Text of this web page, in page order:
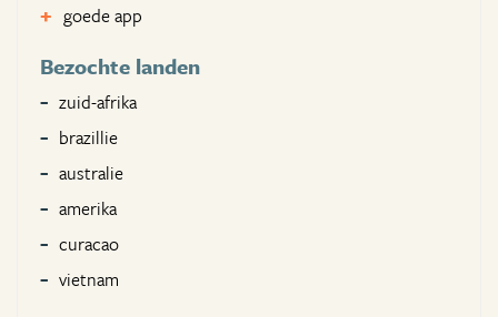
goede app
Bezochte landen
zuid-afrika
brazillie
australie
amerika
curacao
vietnam